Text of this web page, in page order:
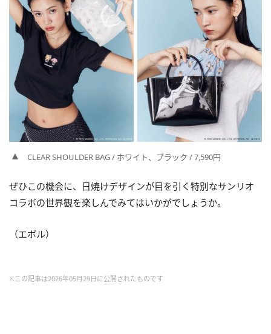
CLEAR SHOULDER BAG / ホワイト、ブラック / 7,590円
ぜひこの機会に、日焼けデザインが目を引く特別なサンリオ
コラボの世界観を楽しんでみてはいかがでしょうか。
（エボル）
※この記事は2026年05月29日に公開されたものです